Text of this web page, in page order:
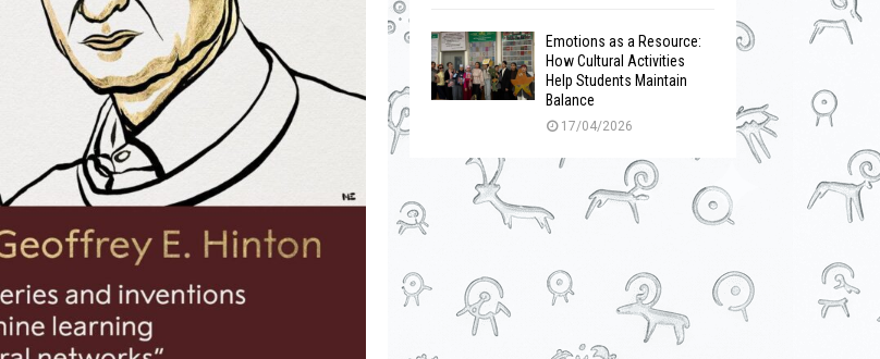
Emotions as a Resource:
How Cultural Activities
Help Students Maintain
Balance
17/04/2026